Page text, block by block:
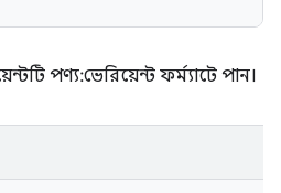
পণ্য:ভেরিয়েন্ট ফর্ম্যাটে পান।